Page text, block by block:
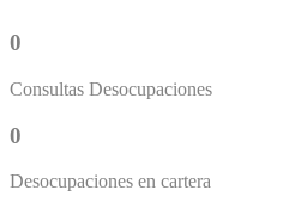
0
Consultas Desocupaciones
0
Desocupaciones en cartera